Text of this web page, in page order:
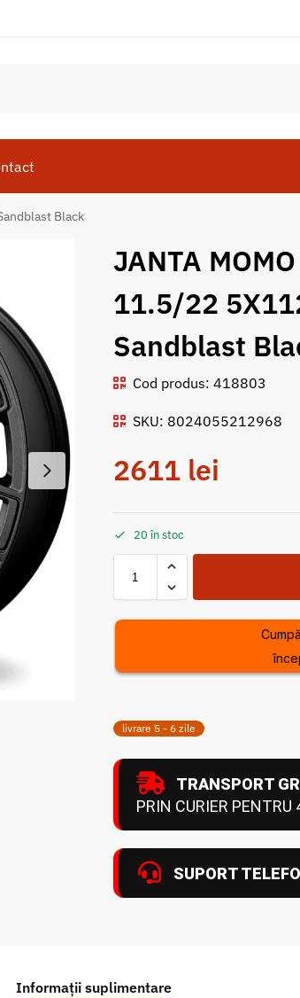
Black
JANTA
11.5/22
Sandblast
Cod produs: 418803
SKU: 8024055212968
2611 lei
20 în stoc
livrare 5 - 6 zile
TRANSPORT
PRIN CURIER PENTRU
SUPORT
Informații suplimentare